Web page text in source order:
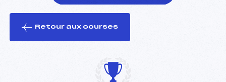
le ski
Retour aux courses